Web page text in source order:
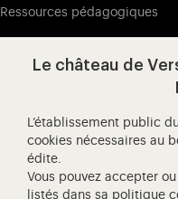
Ressources pédagogiques
Château de Versailles
L'Opéra royal de Versailles
Le château de
L’établissement public
cookies nécessaires au
édite.
Vous pouvez accepter
listés dans sa politique